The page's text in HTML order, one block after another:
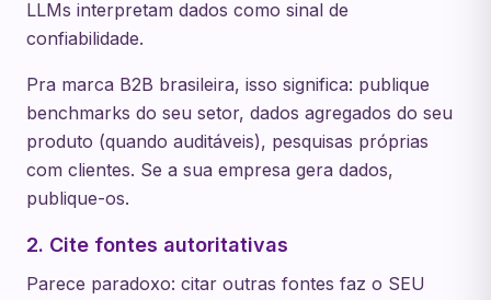
LLMs interpretam dados como sinal de
confiabilidade.
Pra marca B2B brasileira, isso significa: publique
benchmarks do seu setor, dados agregados do seu
produto (quando auditáveis), pesquisas próprias
com clientes. Se a sua empresa gera dados,
publique-os.
2. Cite fontes autoritativas
Parece paradoxo: citar outras fontes faz o SEU